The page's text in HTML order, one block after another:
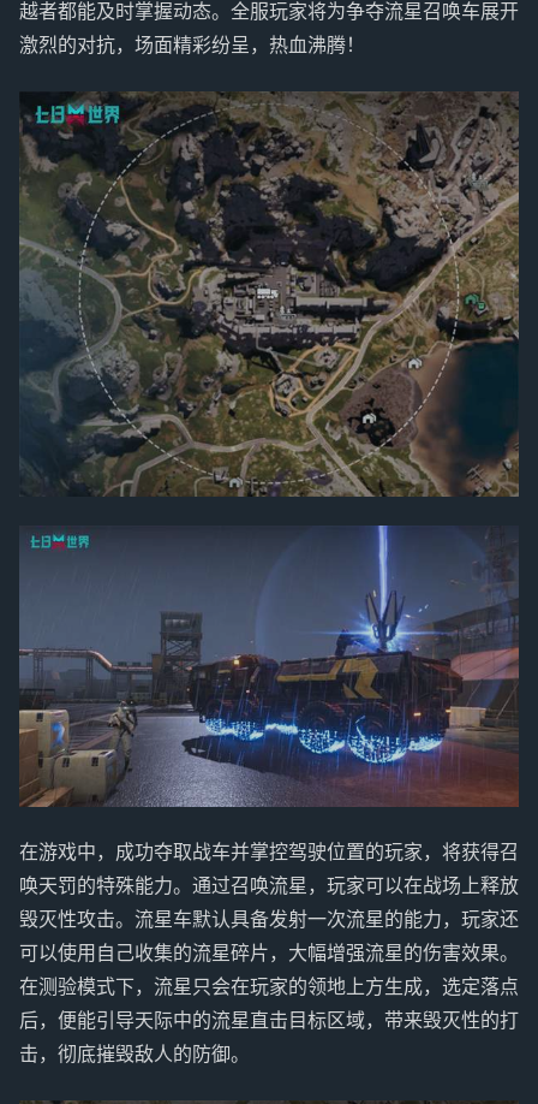
越者都能及时掌握动态。全服玩家将为争夺流星召唤车展开
激烈的对抗，场面精彩纷呈，热血沸腾！
在游戏中，成功夺取战车并掌控驾驶位置的玩家，将获得召
唤天罚的特殊能力。通过召唤流星，玩家可以在战场上释放
毁灭性攻击。流星车默认具备发射一次流星的能力，玩家还
可以使用自己收集的流星碎片，大幅增强流星的伤害效果。
在测验模式下，流星只会在玩家的领地上方生成，选定落点
后，便能引导天际中的流星直击目标区域，带来毁灭性的打
击，彻底摧毁敌人的防御。